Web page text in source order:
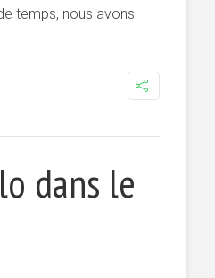
temps, nous avons
dans le